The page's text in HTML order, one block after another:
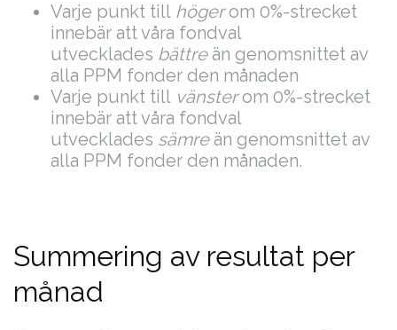
Varje punkt till högerom 0%-strecket
innebär att våra fondval
utvecklades bättreän genomsnittet av
alla PPM fonder den månaden
Varje punkt till vänsterom 0%-strecket
innebär att våra fondval
utvecklades sämreän genomsnittet av
alla PPM fonder den månaden.
Summering av resultat per
månad